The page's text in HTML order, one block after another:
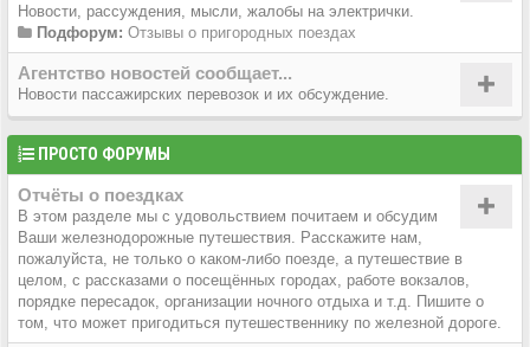
Новости, рассуждения, мысли, жалобы на электрички.
Подфорум: Отзывы о пригородных поездах
Агентство новостей сообщает...
Новости пассажирских перевозок и их обсуждение.
ПРОСТО ФОРУМЫ
Отчёты о поездках
В этом разделе мы с удовольствием почитаем и обсудим
Ваши железнодорожные путешествия. Расскажите нам,
пожалуйста, не только о каком-либо поезде, а путешествие в
целом, с рассказами о посещённых городах, работе вокзалов,
порядке пересадок, организации ночного отдыха и т.д. Пишите о
том, что может пригодиться путешественнику по железной дороге.